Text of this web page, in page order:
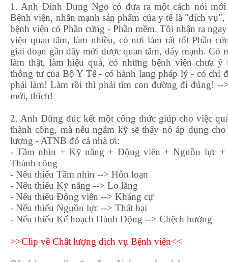
1. Anh Dinh Dung Ngo có đưa ra một cách nói
Bệnh viện, nhấn mạnh sản phẩm của y tế là "dịch
bệnh viện có Phần cứng - Phần mềm. Tôi nhận ra
viện quan tâm, làm nhiều, có nơi làm rất tốt Phần
giai đoạn gần đây mới được quan tâm, đẩy mạnh. Có
làm thật, làm hiệu quả, có những bệnh viện chưa
thông tư của Bộ Y Tế - có hành lang pháp lý - có chỉ
phải làm! Làm rồi thì phải tìm con đường đi đúng! --
mới, thích!
2. Anh Dũng đúc kết một công thức giúp cho việc
thành công, mà nếu ngẫm kỹ sẽ thấy nó áp dụng
lượng - ATNB đó cả nhà ơi:
- Tầm nhìn + Kỹ năng + Động viên + Nguồn lực +
Thành công
- Nếu thiếu Tầm nhìn --> Hỗn loạn
- Nếu thiếu Kỹ năng --> Lo lắng
- Nếu thiếu Động viên --> Kháng cự
- Nếu thiếu Nguồn lực --> Thất bại
- Nếu thiếu Kế hoạch Hành Động --> Chệch hướng
>>Clip về Chất lượng dịch vụ Bệnh viện<<